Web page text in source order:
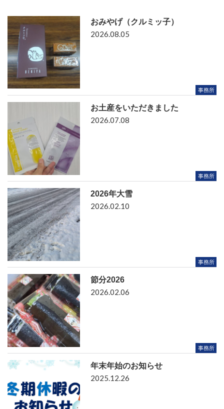
おみやげ（クルミッ子）
事務所
2026.08.05
お土産をいただきました
事務所
2026.07.08
2026年大雪
事務所
2026.02.10
節分2026
事務所
2026.02.06
年末年始のお知らせ
2025.12.26